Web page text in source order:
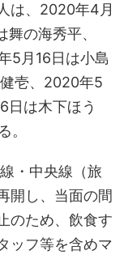
は、2020年4月
の海秀平、
5月16日は小島
壱、2020年5
日は木下ほう
。
・中央線（旅
開し、当面の間
のため、飲食す
ッフ等を含めマ